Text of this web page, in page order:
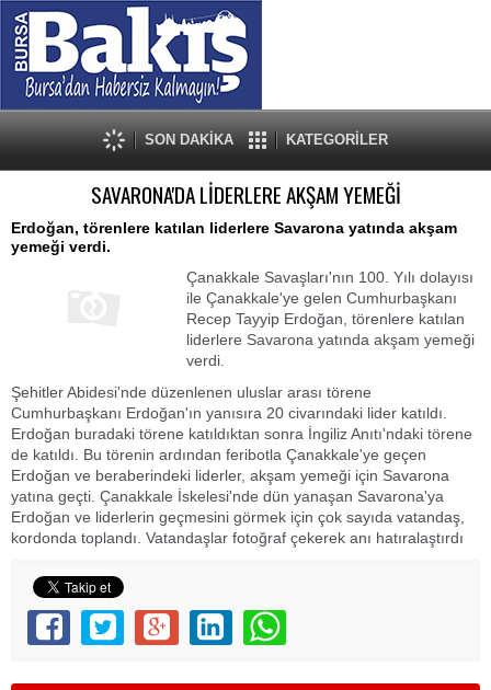
SON DAKİKA KATEGORİLER
SAVARONA'DA LİDERLERE AKŞAM YEMEĞİ
Erdoğan, törenlere katılan liderlere Savarona yatında akşam
yemeği verdi.
Çanakkale Savaşları'nın 100. Yılı dolayısı
ile Çanakkale'ye gelen Cumhurbaşkanı
Recep Tayyip Erdoğan, törenlere katılan
liderlere Savarona yatında akşam yemeği
verdi.
Şehitler Abidesi'nde düzenlenen uluslar arası törene
Cumhurbaşkanı Erdoğan'ın yanısıra 20 civarındaki lider katıldı.
Erdoğan buradaki törene katıldıktan sonra İngiliz Anıtı'ndaki törene
de katıldı. Bu törenin ardından feribotla Çanakkale'ye geçen
Erdoğan ve beraberindeki liderler, akşam yemeği için Savarona
yatına geçti. Çanakkale İskelesi'nde dün yanaşan Savarona'ya
Erdoğan ve liderlerin geçmesini görmek için çok sayıda vatandaş,
kordonda toplandı. Vatandaşlar fotoğraf çekerek anı hatıralaştırdı